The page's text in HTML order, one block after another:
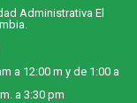
Administrativa El
a 12:00 m y de 1:00 a
a 3:30 pm